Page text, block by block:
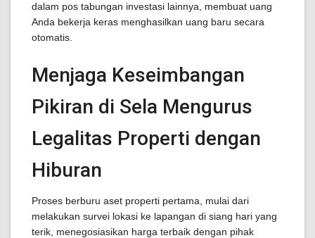
dalam pos tabungan investasi lainnya, membuat uang
Anda bekerja keras menghasilkan uang baru secara
otomatis.
Menjaga Keseimbangan
Pikiran di Sela Mengurus
Legalitas Properti dengan
Hiburan
Proses berburu aset properti pertama, mulai dari
melakukan survei lokasi ke lapangan di siang hari yang
terik, menegosiasikan harga terbaik dengan pihak